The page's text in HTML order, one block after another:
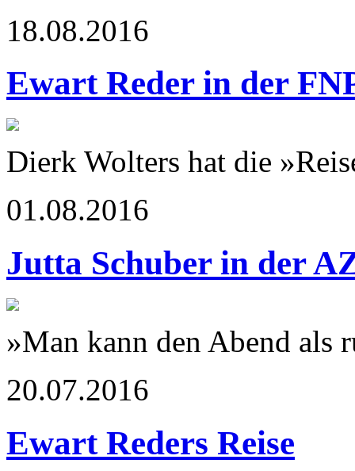
18.08.2016
Ewart Reder in der
Dierk Wolters hat die
01.08.2016
Jutta Schuber in der
»Man kann den Abend als
20.07.2016
Ewart Reders Reise